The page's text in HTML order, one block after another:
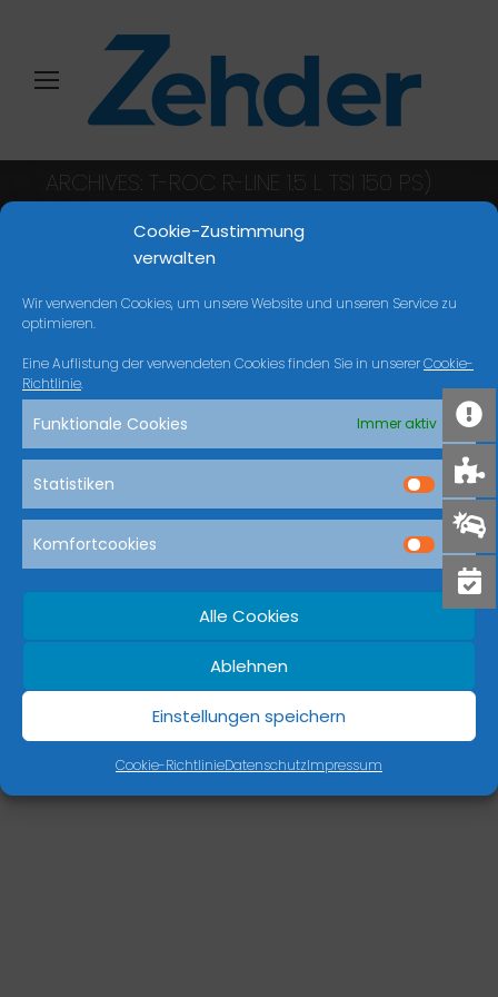
Cookie-Zustimmung
verwalten
Wir verwenden Cookies, um unsere Website und unseren Service zu
optimieren.
Eine Auflistung der verwendeten Cookies finden Sie in unsererCookie-
Richtlinie.
Funktionale Cookies Immer aktiv
Statistiken
Komfortcookies
Alle Cookies
Ablehnen
Einstellungen speichern
Cookie-RichtlinieDatenschutzImpressum
ARCHIVES: T-ROC R-LINE 1.5 L TSI 150 PS)
Sie befinden sich hier:
NICHTS GEFUNDEN
Sie suchen. Vielleicht kann die Suche helfen.
Search:
Dream-Theme — trulypremium WordPress themes